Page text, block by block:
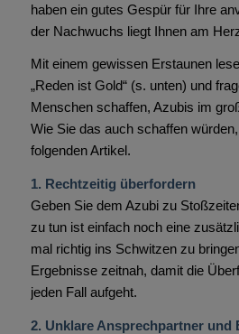
haben ein gutes Gespür für Ihre
der Nachwuchs liegt Ihnen am
Mit einem gewissen Erstaunen
„Reden ist Gold“ (s. unten) und
Menschen schaffen, Azubis im
Wie Sie das auch schaffen
folgenden Artikel.
1. Rechtzeitig überfordern
Geben Sie dem Azubi zu
zu tun ist einfach noch eine
mal richtig ins Schwitzen zu
Ergebnisse zeitnah, damit die
jeden Fall aufgeht.
2. Unklare Ansprechpartner und